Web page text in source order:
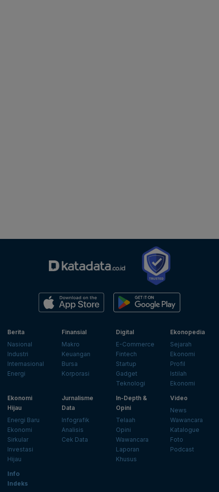
Berita
Nasional
Industri
Internasional
Energi
Finansial
Makro
Keuangan
Bursa
Korporasi
Digital
E-Commerce
Fintech
Startup
Gadget
Teknologi
Ekonopedia
Sejarah
Ekonomi
Profil
Istilah
Ekonomi
Ekonomi
Hijau
Energi Baru
Ekonomi
Sirkular
Investasi
Hijau
Jurnalisme
Data
Infografik
Analisis
Cek Data
In-Depth &
Opini
Telaah
Opini
Wawancara
Laporan
Khusus
Video
News
Wawancara
Katalogue
Foto
Podcast
Info
Indeks